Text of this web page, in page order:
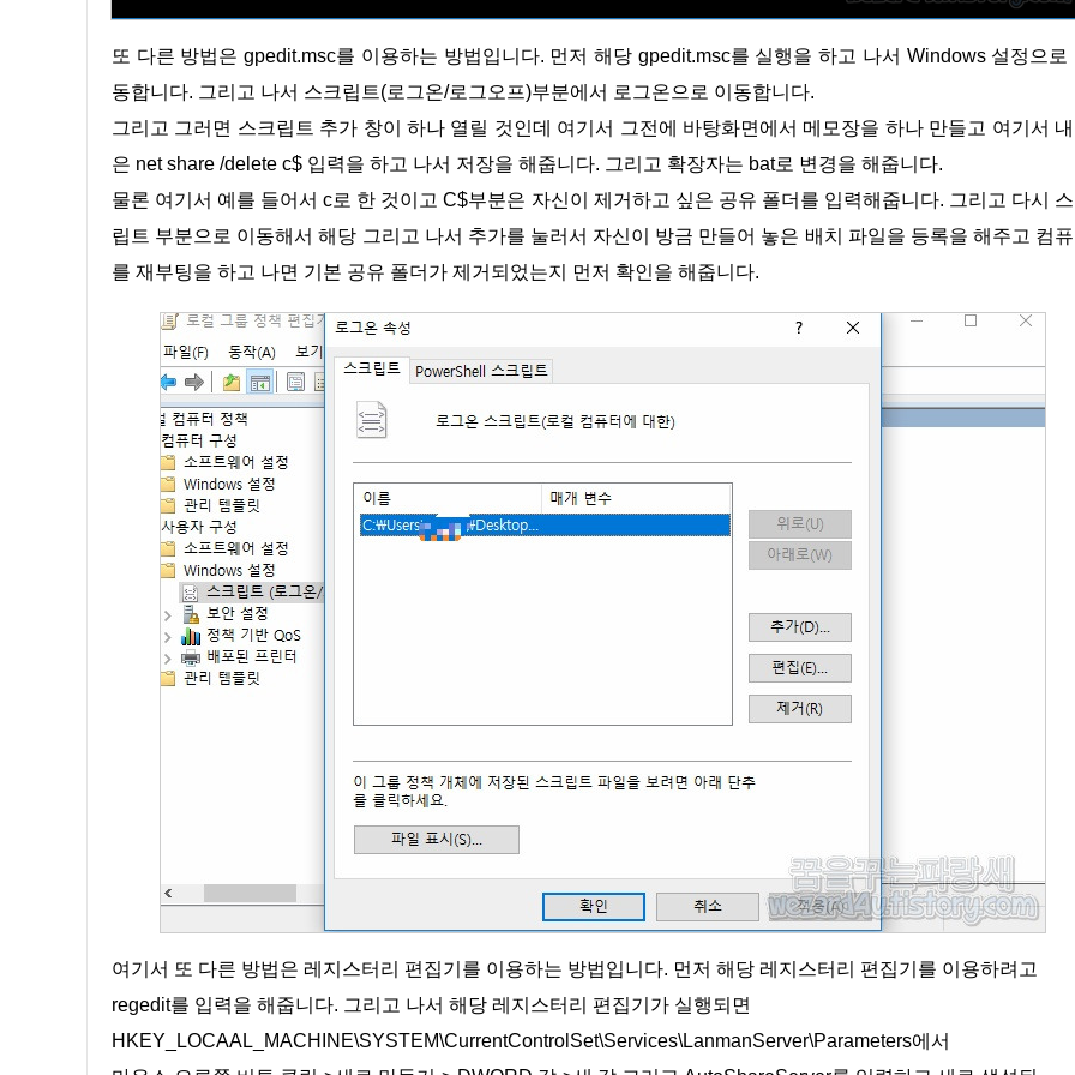
또 다른 방법은 gpedit.msc를 이용하는 방법입니다. 먼저 해당 gpedit.msc를 실행을 하고 나서 Windows 설정으로 이
동합니다. 그리고 나서 스크립트(로그온/로그오프)부분에서 로그온으로 이동합니다.
그리고 그러면 스크립트 추가 창이 하나 열릴 것인데 여기서 그전에 바탕화면에서 메모장을 하나 만들고 여기서
은 net share /delete c$ 입력을 하고 나서 저장을 해줍니다. 그리고 확장자는 bat로 변경을 해줍니다.
물론 여기서 예를 들어서 c로 한 것이고 C$부분은 자신이 제거하고 싶은 공유 폴더를 입력해줍니다. 그리고 다시 스크
립트 부분으로 이동해서 해당 그리고 나서 추가를 눌러서 자신이 방금 만들어 놓은 배치 파일을 등록을 해주고 컴퓨
를 재부팅을 하고 나면 기본 공유 폴더가 제거되었는지 먼저 확인을 해줍니다.
여기서 또 다른 방법은 레지스터리 편집기를 이용하는 방법입니다. 먼저 해당 레지스터리 편집기를 이용하려고
regedit를 입력을 해줍니다. 그리고 나서 해당 레지스터리 편집기가 실행되면
HKEY_LOCAAL_MACHINE\SYSTEM\CurrentControlSet\Services\LanmanServer\Parameters에서